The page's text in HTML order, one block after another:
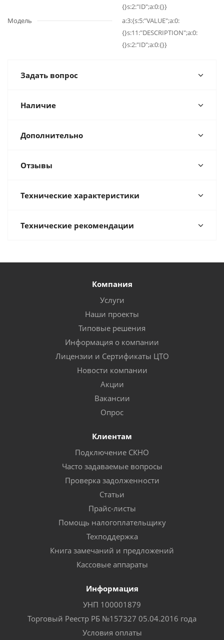
{}s:2:"ID";a:0:{}}
Модель
a:3:{s:5:"VALUE";a:0:
{}s:11:"DESCRIPTION";a:0:
{}s:2:"ID";a:0:{}}
Задать вопрос
Наличие
Дополнительно
Отзывы
Технические характеристики
Технические рекомендации
Компания
Услуги
Наши проекты
Типовые решения
Информация о компании
Лицензии и Сертификаты ЦТО
Новости компании
Акции
Вакансии
Опрос
Клиентам
Подключение СКНО
Часто задаваемые вопросы
Проверка задолженности
Статьи
Прайс-листы
Помощь налогоплательщику
Техподдержка
Книга замечаний и предложений
Кассовые аппараты
Информация
УНП 100001879
Торговый Реестр РБ №157327 05.04.2016 года
Условия оплаты